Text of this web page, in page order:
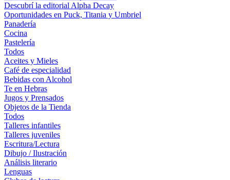
Descubrí la editorial Alpha Decay
Oportunidades en Puck, Titania y Umbriel
Panadería
Cocina
Pastelería
Todos
Aceites y Mieles
Café de especialidad
Bebidas con Alcohol
Te en Hebras
Jugos y Prensados
Objetos de la Tienda
Todos
Talleres infantiles
Talleres juveniles
Escritura/Lectura
Dibujo / Ilustración
Análisis literario
Lenguas